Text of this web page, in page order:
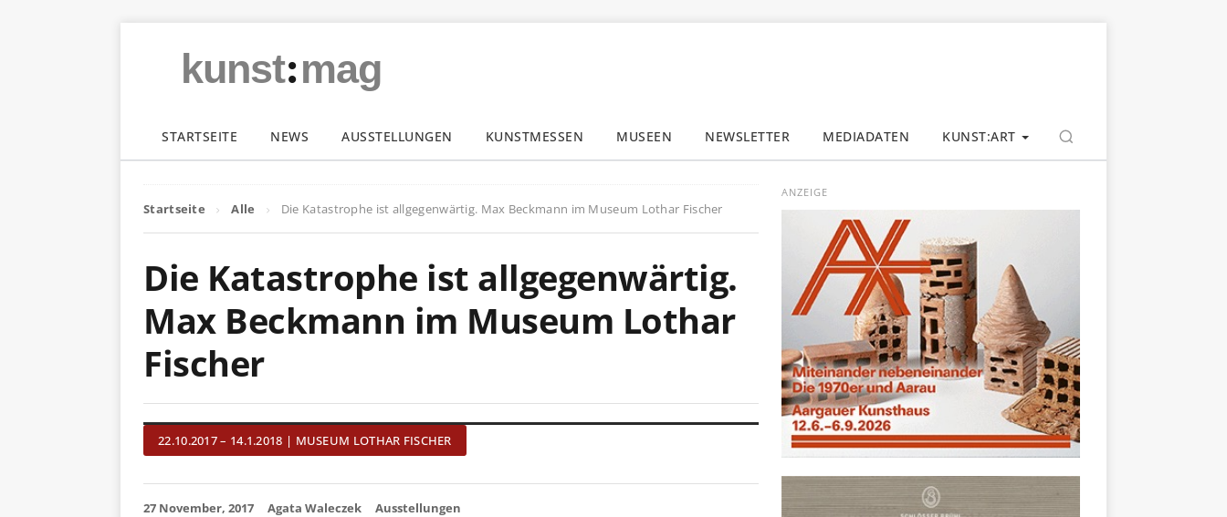
kunst:mag
STARTSEITE NEWS AUSSTELLUNGEN KUNSTMESSEN MUSEEN NEWSLETTER MEDIADATEN KUNST:ART
Startseite Alle Die Katastrophe ist allgegenwärtig. Max Beckmann im Museum Lothar Fischer
Die Katastrophe ist allgegenwärtig.
Max Beckmann im Museum Lothar
Fischer
22.10.2017 – 14.1.2018 | MUSEUM LOTHAR FISCHER
27 November, 2017 Agata Waleczek Ausstellungen
ANZEIGE